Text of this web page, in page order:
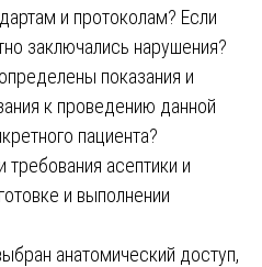
и протоколам? Если
заключались нарушения?
показания и
к проведению данной
пациента?
асептики и
и выполнении
анатомический доступ,